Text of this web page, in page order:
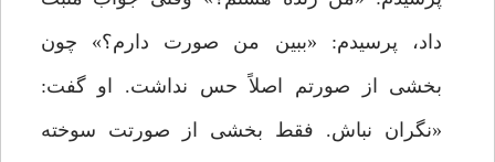
داد، پرسیدم: «ببین من صورت دارم؟» چون
بخشی از صورتم اصلاً حس نداشت. او گفت:
«نگران نباش. فقط بخشی از صورتت سوخته